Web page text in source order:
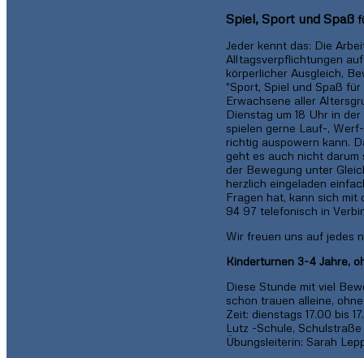
Spiel, Sport und Spaß
Jeder kennt das: Die
Alltagsverpflichtungen
körperlicher Ausgleich,
"Sport, Spiel und Spaß
Erwachsene aller
Dienstag um 18 Uhr in
spielen gerne Lauf-,
richtig auspowern kann.
geht es auch nicht darum
der Bewegung unter
herzlich eingeladen
Fragen hat, kann sich mit
94 97 telefonisch in
Wir freuen uns auf jedes
Kinderturnen 3-4 Jahre,
Diese Stunde mit viel
schon trauen alleine,
Zeit: dienstags 17.00 bis
Lutz -Schule,
Übungsleiterin: Sarah